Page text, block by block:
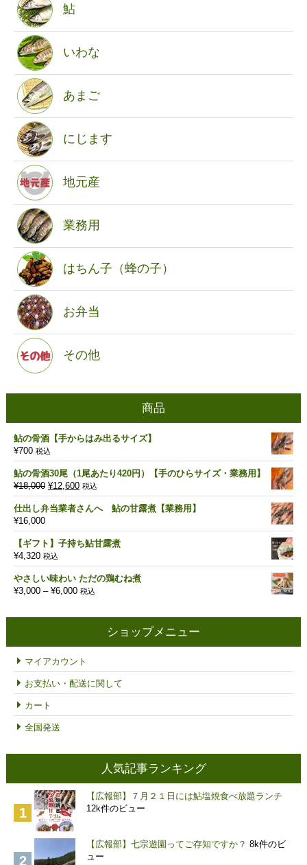
鮎
いわな
あまご
にじます
地元産
業務用
はちん子（蜂の子）
お弁当
その他
商品
鮎の骨酒【手からはみ出るサイズ】
¥700 税込
鮎の骨酒30尾（1尾あたり420円）【手のひらサイズ・業務用】
¥18,000 元
の
価
は
¥18,000
で
し
た。
¥12,600現
在
の
格
は
す。
税込
仕出し弁当業者さんへ 鮎の甘露煮【業務用】
¥16,000
【ギフト】子持ち鮎甘露煮
¥4,320 税込
やさしい味わい ただの鶏むね煮
¥3,000 – ¥6,000価
帯:
税込
ショップメニュー
マイアカウント
お支払い・配送に関して
カート
全国発送
人気記事ランキング
【広報部】７月２１日には鮎塩焼食べ放題ランチ
12k件のビュー
【広報部】七宗遊園ってご存知ですか？ 8k件のビ
ュー